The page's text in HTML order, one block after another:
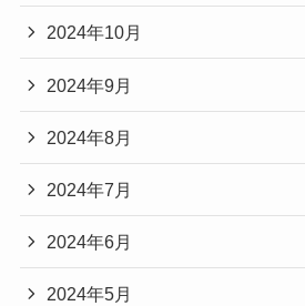
2024年10月
2024年9月
2024年8月
2024年7月
2024年6月
2024年5月